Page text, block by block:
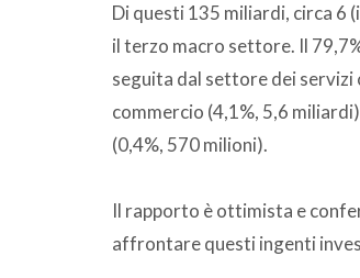
Di questi 135 miliardi, circa 6
il terzo macro settore. Il
seguita dal settore dei servizi
commercio (4,1%, 5,6
(0,4%, 570 milioni).
Il rapporto è ottimista e
affrontare questi ingenti